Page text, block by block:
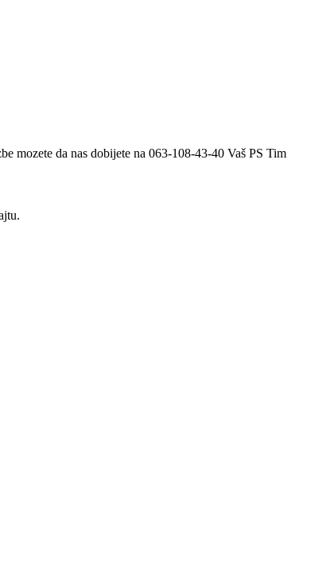
mozete da nas dobijete na 063-108-43-40 Vaš PS Tim